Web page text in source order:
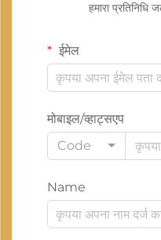
हमारा प्रतिनिधि
ईमेल
मोबाइल/व्हाट्सएप
Code
Name